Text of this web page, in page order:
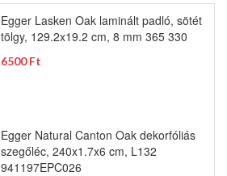
Egger Lasken Oak laminált padló, sötét
tölgy, 129.2x19.2 cm, 8 mm 365 330
6500 Ft
Egger Natural Canton Oak dekorfóliás
szegőléc, 240x1.7x6 cm, L132
941197EPC026